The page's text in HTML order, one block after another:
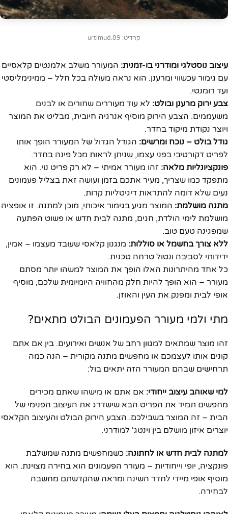
קרדיט: urtimud.89
עיצוב נוסטלגי ומודרני בו-זמנית: המעורר משלב אלמנטים קלאסיים
עם גימור עכשווי ומרענן. הוא נראה מעולה בכל חלל – ממינימליסטי
ועד רומנטי.
צבע ירוק מרענן ובולט: לא עוד מעוררים שחורים או לבנים
משעממים. הצבע הירוק מוסיף אנרגיה חיובית, מבליט את המוצר
ויוצר נקודת מיקוד בחדר.
גודל בולט – נוכח ומרשים: הגודל הגדול של המעורר הופך אותו
לפריט דקורטיבי בפני עצמו, שניתן לראות מכל פינה בחדר.
פונקציונליות מלאה: זהו מעורר אמיתי – לא רק פריט נוי. הוא
מתפקד כמו שצריך, מעיר אתכם בזמן ועושה זאת בצליל פעמונים
נעים שלא דומה להתראות דיגיטליות קרות.
מתנה מושלמת: המוצר מגיע בגימור איכותי, מוכן למתנה. זו אופציה
מושלמת לימי הולדת, חגים, מתנה לבית חדש או פשוט הפתעה
שמפגינה טעם טוב.
ללא צורך בחשמל או סוללות: מנגנון קלאסי שעובד מעצמו – אמין,
ידידותי לסביבה ונטול טרחה טכנית.
כל אחד מהיתרונות האלו הופך את המוצר למשהו יותר מסתם
מעורר – הוא הופך להיות חלק מהחוויה היומיומית שלכם, מוסיף
אופי לבית ומפנק את העין והאוזן.
מתי ולמי מעורר הפעמונים הבולט מתאים?
זהו מוצר שמתאים למגוון רחב של אנשים ואירועים. בין אם אתם
קונים אותו לעצמכם או מחפשים מתנה מקורית – הנה כמה
תרחישים שבהם המעורר הזה יתאים בול:
למי שאוהב עיצוב ייחודי: אם אתם או מישהו שאתם מכירים
מחפשים תמיד את הפריט הבא שישדרג את העיצוב הפנימי של
הבית – זה המוצר בשבילכם. הצבע הירוק הבולט והעיצוב הקלאסי
יוצרים איזון מושלם בין וינטג' למודרני.
למתנה לבית חדש או לחתונה: כשמחפשים מתנה שמשלבת
פונקציה, יופי וייחודיות – מעורר הפעמונים הוא בחירה מצוינת. הוא
מוסיף אופי מיידי לחדר השינה ומראה שהקדשתם מחשבה
לבחירה.